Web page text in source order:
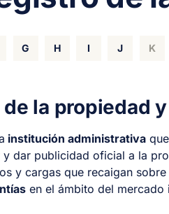
G H I J K
la propiedad
institución administrativa
dar publicidad oficial a la
y cargas que recaigan sobre
en el ámbito del mercado